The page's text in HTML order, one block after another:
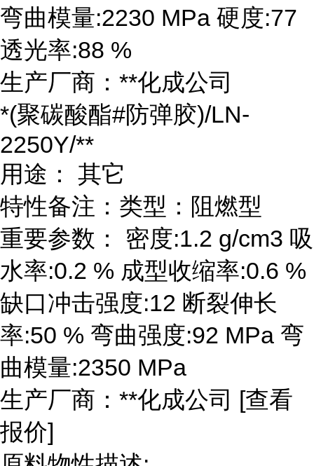
弯曲模量:2230 MPa 硬度:77
透光率:88 %
生产厂商：**化成公司
*(聚碳酸酯#防弹胶)/LN-
2250Y/**
用途： 其它
特性备注：类型：阻燃型
重要参数： 密度:1.2 g/cm3 吸
水率:0.2 % 成型收缩率:0.6 %
缺口冲击强度:12 断裂伸长
率:50 % 弯曲强度:92 MPa 弯
曲模量:2350 MPa
生产厂商：**化成公司 [查看
报价]